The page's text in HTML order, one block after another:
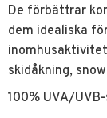
De förbättrar
dem idealiska
skidåkning,
100% UVA/